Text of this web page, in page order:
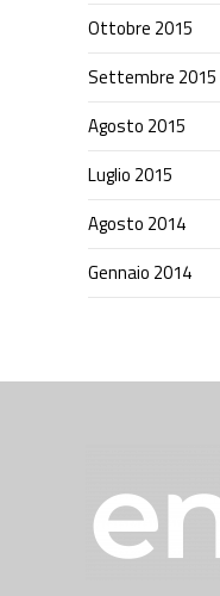
Ottobre 2015
Settembre 2015
Agosto 2015
Luglio 2015
Agosto 2014
Gennaio 2014